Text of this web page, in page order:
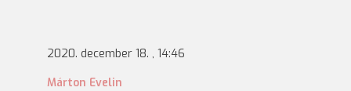
2020. december 18. , 14:46
Márton Evelin